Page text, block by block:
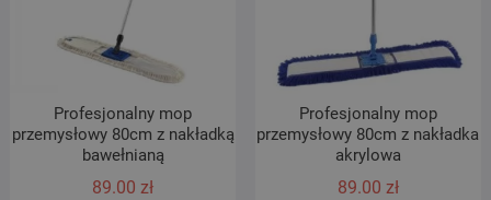
Profesjonalny mop
przemysłowy 80cm z nakładką
bawełnianą
89.00zł
Profesjonalny mop
przemysłowy 80cm z nakładka
akrylowa
89.00 zł